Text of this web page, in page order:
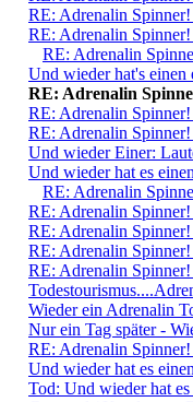
RE: Adrenalin
RE: Adrenalin
RE: Adrenalin
Und wieder hat's einen
RE: Adrenalin
RE: Adrenalin
RE: Adrenalin
Und wieder Einer:
Und wieder hat es
RE: Adrenalin
RE: Adrenalin
RE: Adrenalin
RE: Adrenalin
RE: Adrenalin
Wieder ein Adrenalin
Nur ein Tag später -
RE: Adrenalin
Und wieder hat es
Tod: Und wieder hat